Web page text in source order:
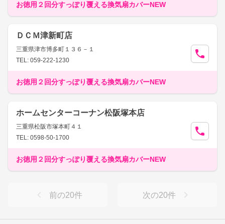
お徳用２回分すっぽり覆える換気扇カバーNEW
ＤＣＭ津新町店
三重県津市博多町１３６－１
TEL: 059-222-1230
お徳用２回分すっぽり覆える換気扇カバーNEW
ホームセンターコーナン松阪塚本店
三重県松阪市塚本町４１
TEL: 0598-50-1700
お徳用２回分すっぽり覆える換気扇カバーNEW
前の20件 次の20件